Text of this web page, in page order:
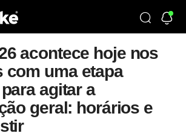
acontece hoje nos
com uma etapa
agitar a
geral: horários e